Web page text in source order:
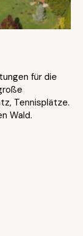
für die
Tennisplätze.
Wald.